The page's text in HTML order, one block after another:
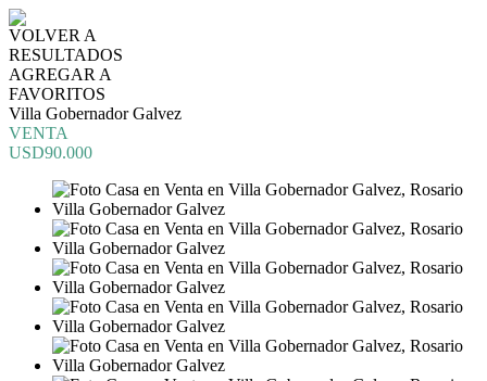
VOLVER A
RESULTADOS
AGREGAR A
FAVORITOS
Villa Gobernador Galvez
VENTA
USD90.000